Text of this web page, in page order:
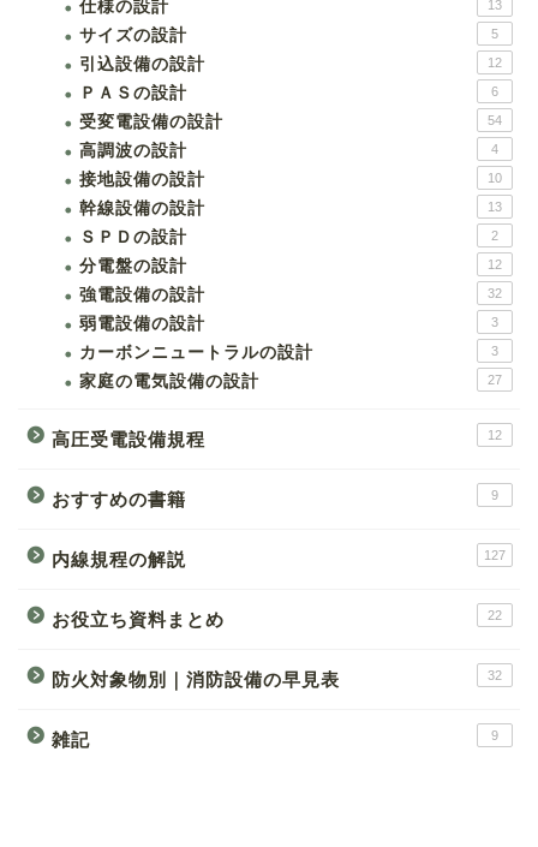
仕様の設計 13
サイズの設計 5
引込設備の設計 12
ＰＡＳの設計 6
受変電設備の設計 54
高調波の設計 4
接地設備の設計 10
幹線設備の設計 13
ＳＰＤの設計 2
分電盤の設計 12
強電設備の設計 32
弱電設備の設計 3
カーボンニュートラルの設計 3
家庭の電気設備の設計 27
高圧受電設備規程 12
おすすめの書籍 9
内線規程の解説 127
お役立ち資料まとめ 22
防火対象物別｜消防設備の早見表 32
雑記 9